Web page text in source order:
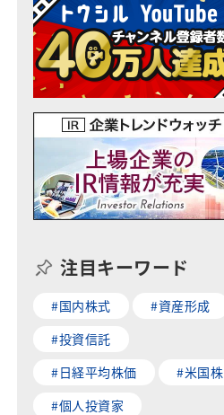
注目キーワード
#国内株式
#資産形成
#投資信託
#日経平均株価
#米国株
#個人投資家